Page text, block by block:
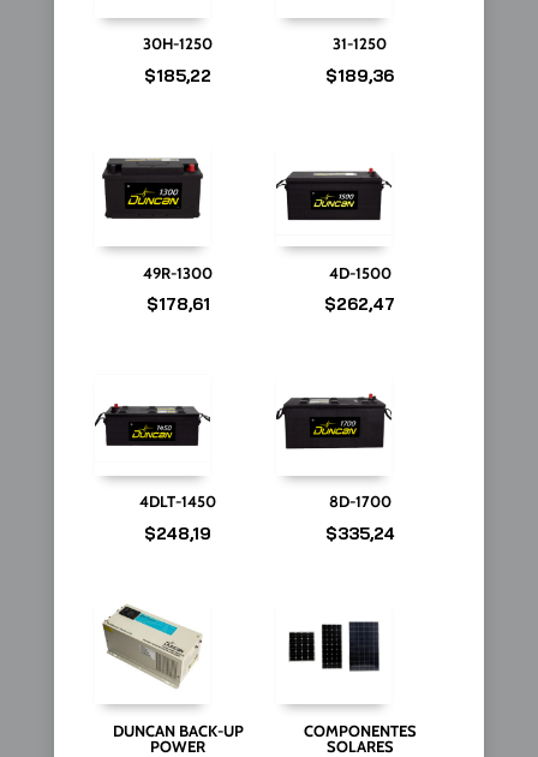
30H-1250
$185,22
31-1250
$189,36
49R-1300
$178,61
4D-1500
$262,47
4DLT-1450
$248,19
8D-1700
$335,24
DUNCAN BACK-UP
POWER
COMPONENTES
SOLARES